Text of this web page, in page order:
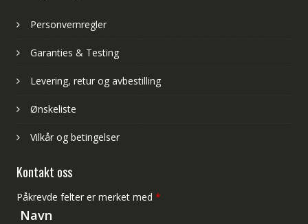
Personvernregler
Garanties & Testing
Levering, retur og avbestilling
Ønskeliste
Vilkår og betingelser
Kontakt oss
Påkrevde felter er merket med *
Navn